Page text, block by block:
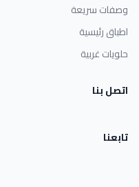
وصفات سريعة
اطباق رئيسية
حلويات غربية
اتصل بنا
تابعنا